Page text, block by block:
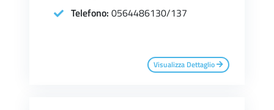
Telefono: 0564486130/137
Visualizza Dettaglio